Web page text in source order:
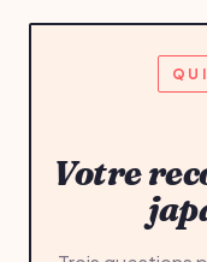
Votre